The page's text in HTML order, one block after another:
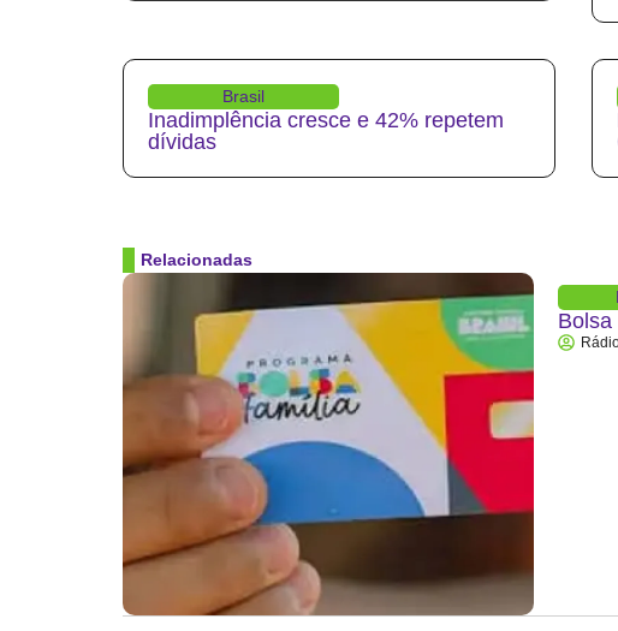
Brasil
Inadimplência cresce e 42% repetem
dívidas
Relacionadas